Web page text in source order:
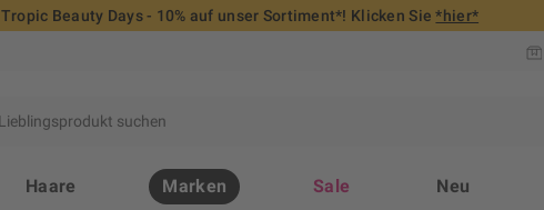
Tropic Beauty Days - 10% auf unser Sortiment*! Klicken Sie*hier*
Haare Marken Sale Neu